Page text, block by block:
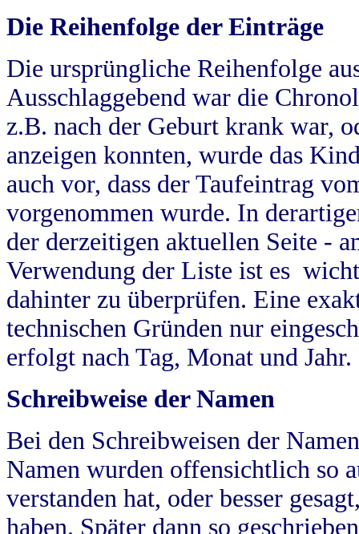
Die Reihenfolge der Einträge
Die ursprüngliche Reihenfolge
Ausschlaggebend war die
z.B. nach der Geburt krank war,
anzeigen konnten, wurde das
auch vor, dass der Taufeintrag
vorgenommen wurde. In
der derzeitigen aktuellen Seite -
Verwendung der Liste ist es
dahinter zu überprüfen. Eine
technischen Gründen nur
erfolgt nach Tag, Monat und Jahr.
Schreibweise der Namen
Bei den Schreibweisen der
Namen wurden offensichtlich so
verstanden hat, oder besser
haben. Später dann so